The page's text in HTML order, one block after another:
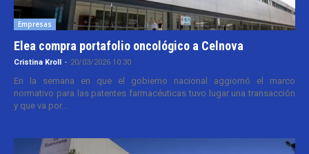
Empresas
Elea compra portafolio oncológico a Celnova
Cristina Kroll - 20/03/2026 10:30
En la semana en que el gobierno nacional aggiornó el marco
normativo para las patentes farmacéuticas tuvo lugar una transacción
y que va por...